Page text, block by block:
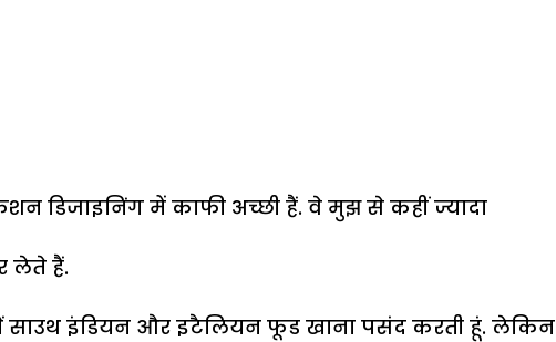
डिजाइनिंग में काफी अच्छी हैं. वे मुझ से कहीं ज्यादा
लेते हैं.
मैं साउथ इंडियन और इटैलियन फूड खाना पसंद करती हूं. लेकिन